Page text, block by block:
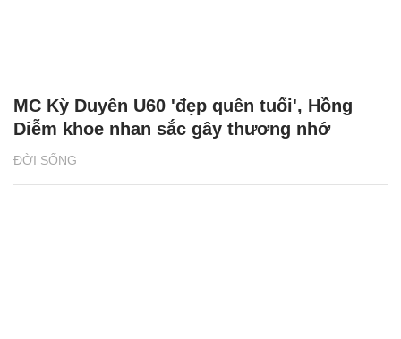
ĐỜI SỐNG
MC Kỳ Duyên U60 'đẹp quên tuổi', Hồng
Diễm khoe nhan sắc gây thương nhớ